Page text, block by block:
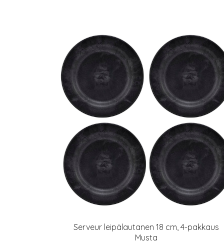
Serveur leipälautanen 18 cm, 4-pakkaus
Musta